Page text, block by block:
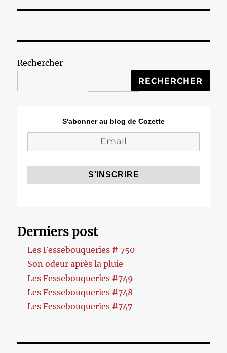
Rechercher
RECHERCHER
S'abonner au blog de Cozette
Derniers post
Les Fessebouqueries # 750
Son odeur après la pluie
Les Fessebouqueries #749
Les Fessebouqueries #748
Les Fessebouqueries #747